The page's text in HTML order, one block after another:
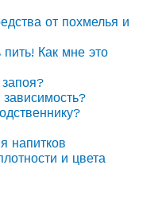
от похмелья и
пить! Как мне это
напитков
и цвета